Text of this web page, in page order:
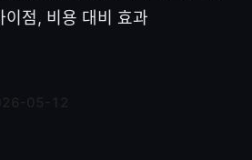
점, 비용 대비 효과